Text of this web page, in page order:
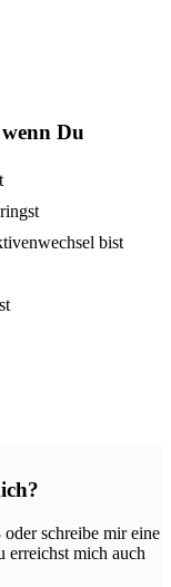
Du
bist
oder schreibe mir eine
erreichst mich auch